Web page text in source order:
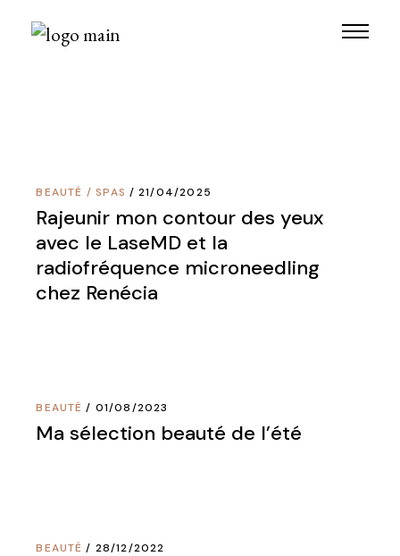
BEAUTÉ / SPAS 21/04/2025
Rajeunir mon contour des yeux
avec le LaseMD et la
radiofréquence microneedling
chez Renécia
BEAUTÉ 01/08/2023
Ma sélection beauté de l’été
BEAUTÉ 28/12/2022